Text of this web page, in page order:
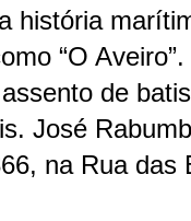
história
“O
de
José
na Rua